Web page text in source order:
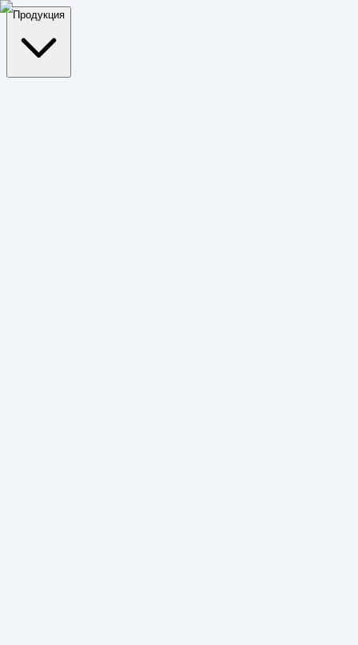
Продукция